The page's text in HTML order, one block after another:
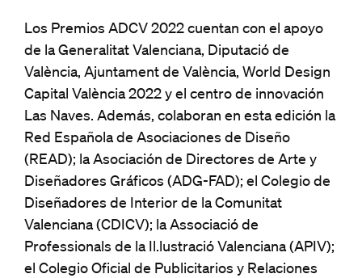
Los Premios ADCV 2022 cuentan con el apoyo
de la Generalitat Valenciana, Diputació de
València, Ajuntament de València, World Design
Capital València 2022 y el centro de innovación
Las Naves. Además, colaboran en esta edición la
Red Española de Asociaciones de Diseño
(READ); la Asociación de Directores de Arte y
Diseñadores Gráficos (ADG-FAD); el Colegio de
Diseñadores de Interior de la Comunitat
Valenciana (CDICV); la Associació de
Professionals de la Il.lustració Valenciana (APIV);
el Colegio Oficial de Publicitarios y Relaciones